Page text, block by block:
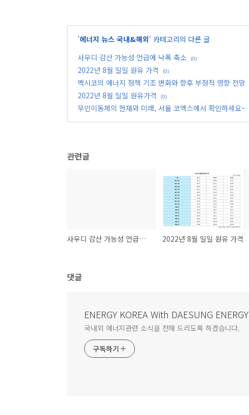
'에너지 뉴스 국내&해외' 카테고리의 다른 글
사우디 감산 가능성 언급에 낙폭 축소
(0)
2022년 8월 일일 원유 가격 (0)
멕시코의 에너지 정책 기조 변화와 향후 부정적 영향 전망
2022년 8월 일일 원유가격 (0)
무인이동체의 현재와 미래, 서울 코엑스에서 확인하세요~
관련글
사우디 감산 가능성 언급에 낙폭 축소 2022년 8월 일일 원유 가격
댓글
ENERGY KOREA With DAESUNG ENERGY
국내외 에너지관련 소식을 전해 드리도록 하겠습니다.
구독하기